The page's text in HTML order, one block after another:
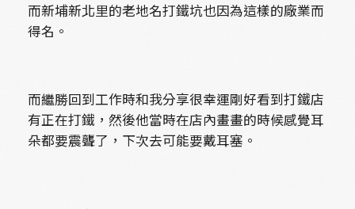
而新埔新北里的老地名打鐵坑也因為這樣的廠業而
得名。
而繼勝回到工作時和我分享很幸運剛好看到打鐵店
有正在打鐵，然後他當時在店內畫畫的時候感覺耳
朵都要震聾了，下次去可能要戴耳塞。